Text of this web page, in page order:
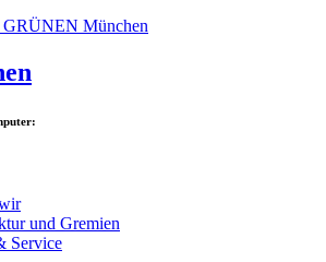
und Gremien
Service